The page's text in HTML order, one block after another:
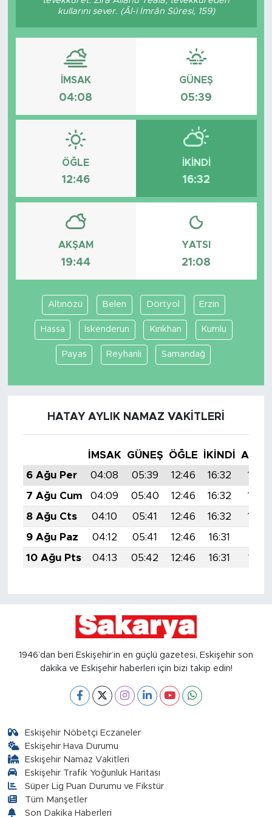
kullarını sever. (Âl-i İmrân Sûresi, 159)
İMSAK
04:08
GÜNEŞ
05:39
ÖĞLE
12:46
İKINDI
16:32
AKŞAM
19:44
YATSI
21:08
Altınözü Belen Dörtyol Erzin
Hassa İskenderun Kırıkhan Kumlu
Payas Reyhanlı Samandağ
HATAY AYLIK NAMAZ VAKITLERI
İMSAK GÜNEŞ ÖĞLE İKINDI
6 Ağu Per
04:08 05:39 12:46 16:32
19:44
7 Ağu Cum
04:09 05:40 12:46 16:32
19:43
8 Ağu Cts
04:10 05:41 12:46 16:32
19:42
9 Ağu Paz
04:12 05:41 12:46 16:31
10 Ağu Pts
04:13 05:42 12:46 16:31 19:39
1946’dan beri Eskişehir’in en güçlü gazetesi, Eskişehir son
dakika ve Eskişehir haberleri için bizi takip edin!
Eskişehir Nöbetçi Eczaneler
Eskişehir Hava Durumu
Eskişehir Namaz Vakitleri
Eskişehir Trafik Yoğunluk Haritası
Süper Lig Puan Durumu ve Fikstür
Tüm Manşetler
Son Dakika Haberleri
Resmi İlanlar
Söyleşi
Foto Şaka
Teknoloji
Politika